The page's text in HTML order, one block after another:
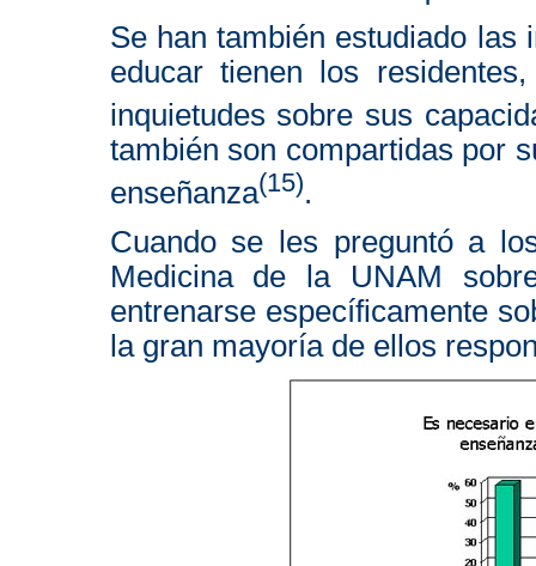
Se han también estudiado las
educar tienen los
inquietudes sobre sus
también son compartidas por
enseñanza(15).
Cuando se les preguntó a
Medicina de la UNAM
entrenarse específicamente
la gran mayoría de ellos